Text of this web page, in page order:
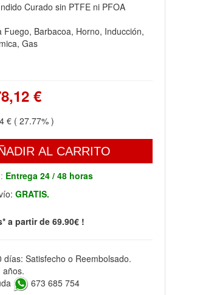
Curado sin PTFE ni PFOA
Fuego, Barbacoa, Horno, Inducción,
Gas
€
€ ( 27.77% )
AL CARRITO
Entrega 24 / 48 horas
GRATIS.
a partir de 69.90€ !
días: Satisfecho o Reembolsado.
años.
673 685 754